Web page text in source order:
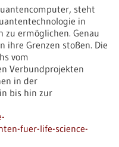
steht
in
zu ermöglichen. Genau
ihre Grenzen stoßen. Die
vom
Verbundprojekten
in der
bis hin zur
fuer-life-science-